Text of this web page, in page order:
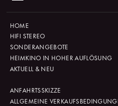
HOME
HIFI STEREO
SONDERANGEBOTE
HEIMKINO IN HOHER AUFLÖSUNG
AKTUELL & NEU
ANFAHRTSSKIZZE
ALLGEMEINE